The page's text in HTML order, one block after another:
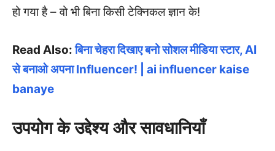
हो गया है – वो भी बिना किसी टेक्निकल ज्ञान के!
Read Also:बिना चेहरा दिखाए बनो सोशल मीडिया स्टार, AI
से बनाओ अपना Influencer! | ai influencer kaise
banaye
उपयोग के उद्देश्य और सावधानियाँ